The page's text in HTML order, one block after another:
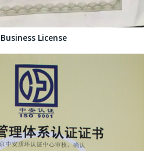
Business License